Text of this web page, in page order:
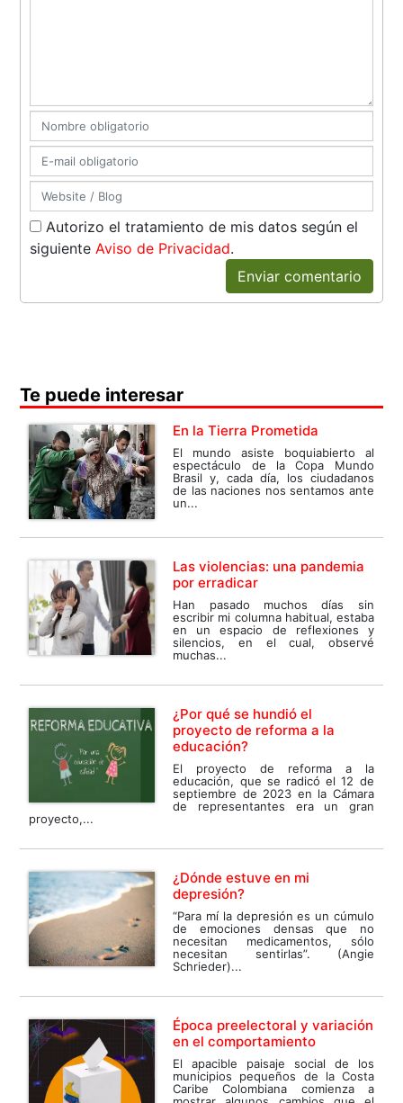
Autorizo el tratamiento de mis datos según el
siguienteAviso de Privacidad.
Enviar comentario
Te puede interesar
En la Tierra Prometida
El mundo asiste boquiabierto al
espectáculo de la Copa Mundo
Brasil y, cada día, los ciudadanos
de las naciones nos sentamos ante
un...
Las violencias: una pandemia
por erradicar
Han pasado muchos días sin
escribir mi columna habitual, estaba
en un espacio de reflexiones y
silencios, en el cual, observé
muchas...
¿Por qué se hundió el
proyecto de reforma a la
educación?
El proyecto de reforma a la
educación, que se radicó el 12 de
septiembre de 2023 en la Cámara
de representantes era un gran
proyecto,...
¿Dónde estuve en mi
depresión?
“Para mí la depresión es un cúmulo
de emociones densas que no
necesitan medicamentos, sólo
necesitan sentirlas”. (Angie
Schrieder)...
Época preelectoral y variación
en el comportamiento
El apacible paisaje social de los
municipios pequeños de la Costa
Caribe Colombiana comienza a